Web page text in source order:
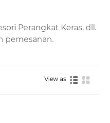
Perangkat Keras, dll.
pemesanan.
View as